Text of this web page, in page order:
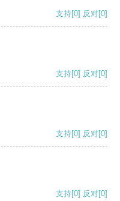
支持[0] 反对[0]
支持[0] 反对[0]
支持[0] 反对[0]
支持[0] 反对[0]